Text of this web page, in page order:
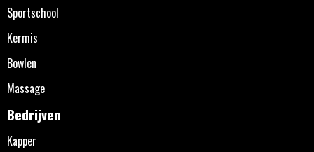
Sportschool
Kermis
Bowlen
Massage
Bedrijven
Kapper